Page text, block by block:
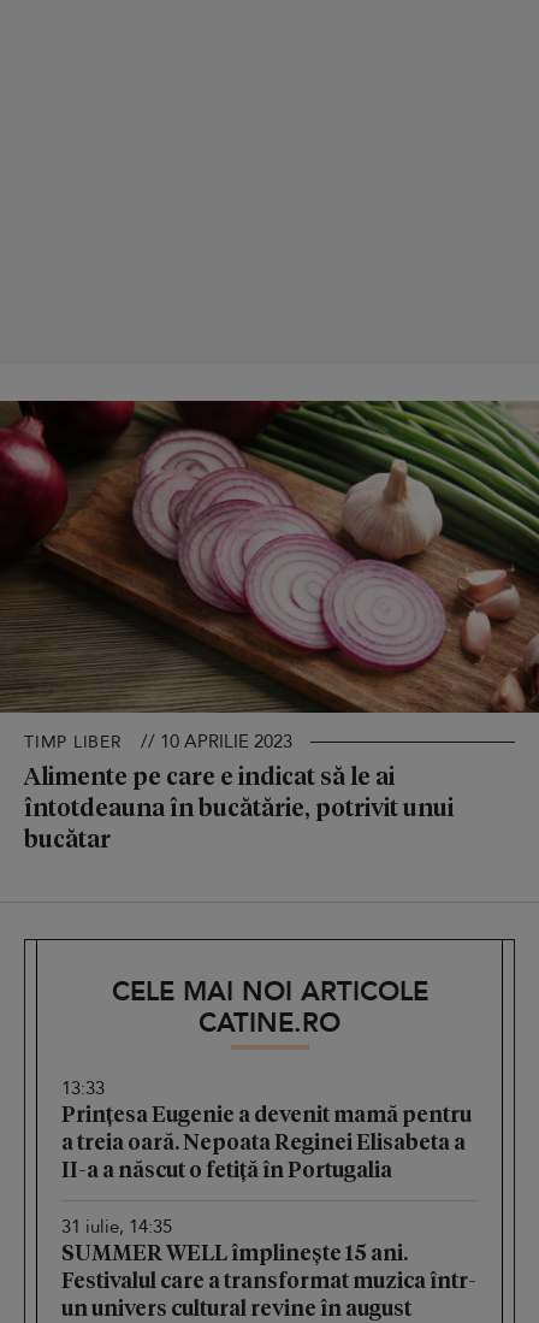
TIMP LIBER // 10 APRILIE 2023
Alimente pe care e indicat să le ai
întotdeauna în bucătărie, potrivit unui
bucătar
CELE MAI NOI ARTICOLE
CATINE.RO
13:33
Prințesa Eugenie a devenit mamă pentru
a treia oară. Nepoata Reginei Elisabeta a
II-a a născut o fetiță în Portugalia
31 iulie, 14:35
SUMMER WELL împlinește 15 ani.
Festivalul care a transformat muzica într-
un univers cultural revine în august